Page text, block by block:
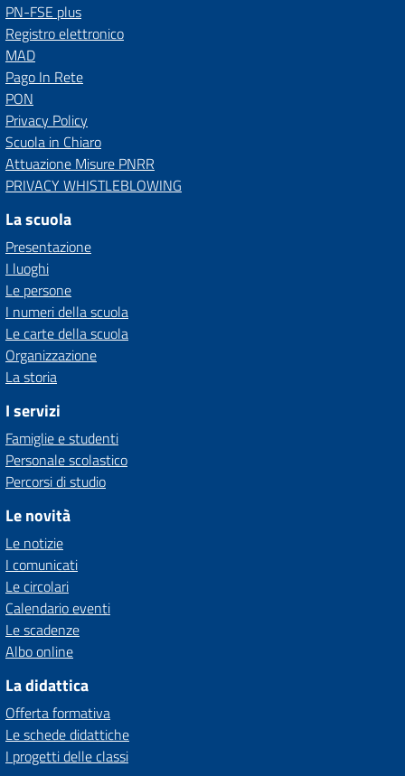
PN-FSE plus
Registro elettronico
MAD
Pago In Rete
PON
Privacy Policy
Scuola in Chiaro
Attuazione Misure PNRR
PRIVACY WHISTLEBLOWING
La scuola
Presentazione
I luoghi
Le persone
I numeri della scuola
Le carte della scuola
Organizzazione
La storia
I servizi
Famiglie e studenti
Personale scolastico
Percorsi di studio
Le novità
Le notizie
I comunicati
Le circolari
Calendario eventi
Le scadenze
Albo online
La didattica
Offerta formativa
Le schede didattiche
I progetti delle classi